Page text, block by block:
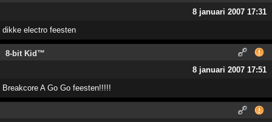
8 januari 2007 17:31
dikke electro feesten
8-bit Kid™
8 januari 2007 17:51
Breakcore A Go Go feesten!!!!!